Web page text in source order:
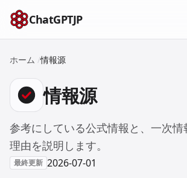
本文へスキップ
ChatGPTJP
ホーム /情報源
情報源
参考にしている公式情報と、一次情
理由を説明します。
最終更新 2026-07-01